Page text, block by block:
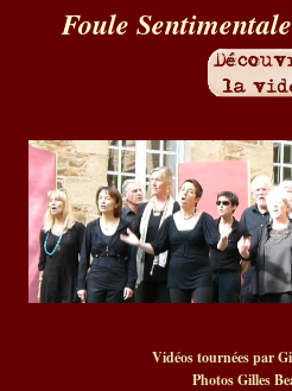
Foule Sentimentale
Vidéos tournées par
Photos Gilles